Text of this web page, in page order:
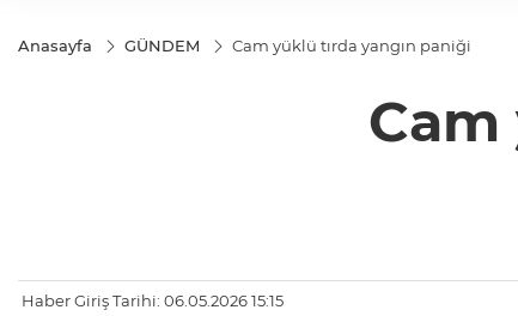
Anasayfa GÜNDEM Cam yüklü tırda yangın paniği
Haber Giriş Tarihi: 06.05.2026 15:15